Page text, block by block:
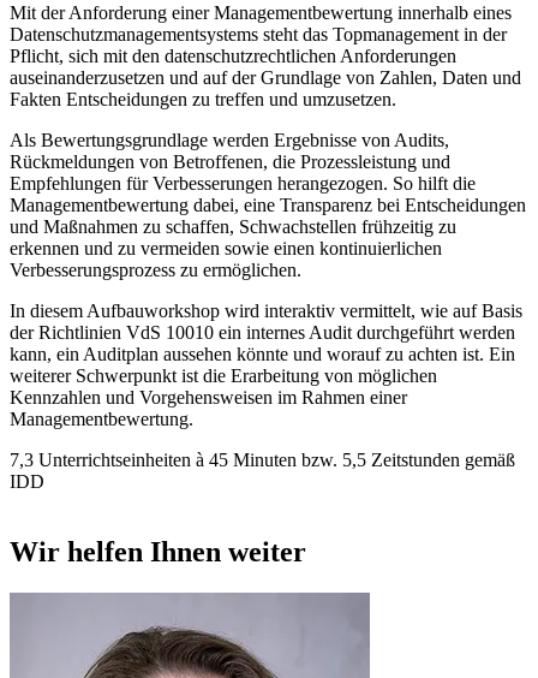
Mit der Anforderung einer Managementbewertung innerhalb eines
Datenschutzmanagementsystems steht das Topmanagement in der
Pflicht, sich mit den datenschutzrechtlichen Anforderungen
auseinanderzusetzen und auf der Grundlage von Zahlen, Daten und
Fakten Entscheidungen zu treffen und umzusetzen.
Als Bewertungsgrundlage werden Ergebnisse von Audits,
Rückmeldungen von Betroffenen, die Prozessleistung und
Empfehlungen für Verbesserungen herangezogen. So hilft die
Managementbewertung dabei, eine Transparenz bei Entscheidungen
und Maßnahmen zu schaffen, Schwachstellen frühzeitig zu
erkennen und zu vermeiden sowie einen kontinuierlichen
Verbesserungsprozess zu ermöglichen.
In diesem Aufbauworkshop wird interaktiv vermittelt, wie auf Basis
der Richtlinien VdS 10010 ein internes Audit durchgeführt werden
kann, ein Auditplan aussehen könnte und worauf zu achten ist. Ein
weiterer Schwerpunkt ist die Erarbeitung von möglichen
Kennzahlen und Vorgehensweisen im Rahmen einer
Managementbewertung.
7,3 Unterrichtseinheiten à 45 Minuten bzw. 5,5 Zeitstunden gemäß
IDD
Wir helfen Ihnen weiter